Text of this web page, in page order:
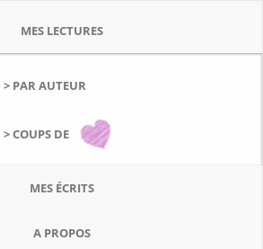
MES LECTURES
> PAR AUTEUR
> COUPS DE
MES ÉCRITS
A PROPOS